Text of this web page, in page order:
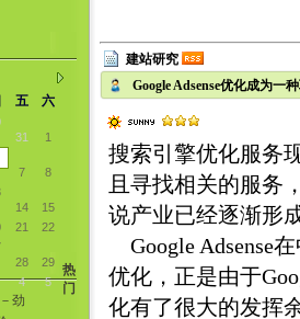
建站研究
Google Adsense优化成为一
搜索引擎优化服务
且寻找相关的服务
说产业已经逐渐形
Google Adsense
优化，正是由于
化有了很大的发挥
五 六
31
1
7
8
14
15
21
22
28
29
4 5
热
门
劲